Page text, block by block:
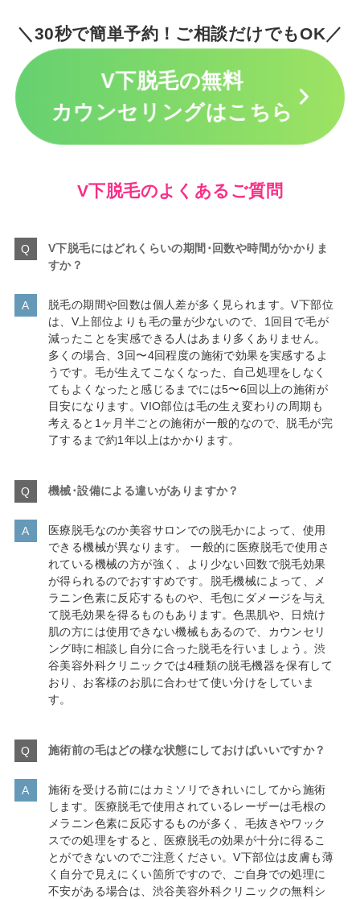
＼30秒で簡単予約！ご相談だけでもOK／
V下脱毛の無料
カウンセリングはこちら
V下脱毛のよくあるご質問
V下脱毛にはどれくらいの期間･回数や時間がかかりま
すか？
脱毛の期間や回数は個人差が多く見られます。V下部位
は、V上部位よりも毛の量が少ないので、1回目で毛が
減ったことを実感できる人はあまり多くありません。
多くの場合、3回〜4回程度の施術で効果を実感するよ
うです。毛が生えてこなくなった、自己処理をしなく
てもよくなったと感じるまでには5〜6回以上の施術が
目安になります。VIO部位は毛の生え変わりの周期も
考えると1ヶ月半ごとの施術が一般的なので、脱毛が完
了するまで約1年以上はかかります。
機械･設備による違いがありますか？
医療脱毛なのか美容サロンでの脱毛かによって、使用
できる機械が異なります。 一般的に医療脱毛で使用さ
れている機械の方が強く、より少ない回数で脱毛効果
が得られるのでおすすめです。脱毛機械によって、メ
ラニン色素に反応するものや、毛包にダメージを与え
て脱毛効果を得るものもあります。色黒肌や、日焼け
肌の方には使用できない機械もあるので、カウンセリ
ング時に相談し自分に合った脱毛を行いましょう。渋
谷美容外科クリニックでは4種類の脱毛機器を保有して
おり、お客様のお肌に合わせて使い分けをしていま
す。
施術前の毛はどの様な状態にしておけばいいですか？
施術を受ける前にはカミソリできれいにしてから施術
します。医療脱毛で使用されているレーザーは毛根の
メラニン色素に反応するものが多く、毛抜きやワック
スでの処理をすると、医療脱毛の効果が十分に得るこ
とができないのでご注意ください。V下部位は皮膚も薄
く自分で見えにくい箇所ですので、ご自身での処理に
不安がある場合は、渋谷美容外科クリニックの無料シ